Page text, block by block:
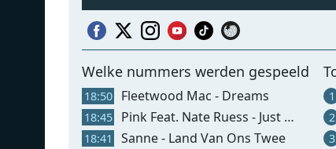
Welke nummers werden gespeeld
18:50 Fleetwood Mac - Dreams
18:45 Pink Feat. Nate Ruess - Just Give Me A Reason
18:41 Sanne - Land Van Ons Twee
1
2
3